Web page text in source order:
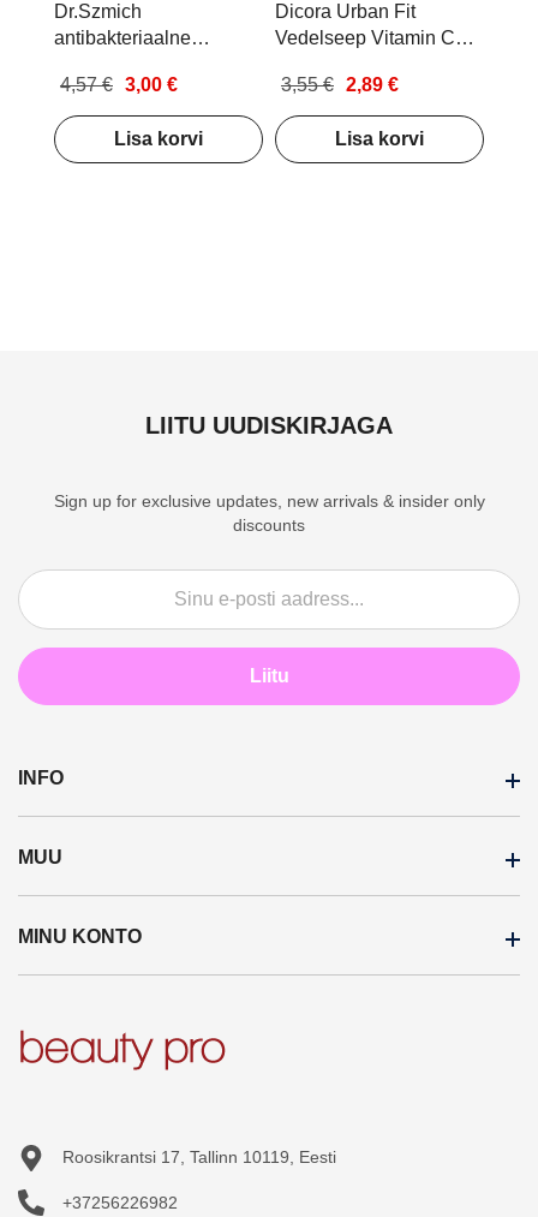
Dr.Szmich
antibakteriaalne
4,57 € 3,00 €
Lisa korvi
Dicora Urban Fit
Vedelseep Vitamin C
3,55 € 2,89 €
Lisa korvi
LIITU UUDISKIRJAGA
Sign up for exclusive updates, new arrivals & insider only
discounts
Liitu
INFO
Transporditingimused
Kauplused
Meist
Privaatsuspoliitika
MUU
Kaubamärgid
Sisukaart
MINU KONTO
Tellimuste ajalugu
Soovikorv
Roosikrantsi 17, Tallinn 10119, Eesti
+37256226982